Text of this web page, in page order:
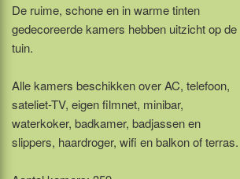
De ruime, schone en in warme tinten
gedecoreerde kamers hebben uitzicht op de
tuin.
Alle kamers beschikken over AC, telefoon,
sateliet-TV, eigen filmnet, minibar,
waterkoker, badkamer, badjassen en
slippers, haardroger, wifi en balkon of terras.